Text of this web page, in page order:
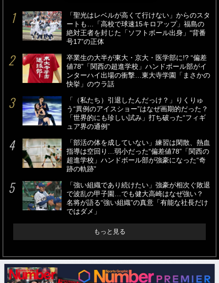
「聖光はレベルが高くて行けない」からのスタ
ートも…「高校で球速15キロアップ」福島の
絶対王者を封じた「ソフトボール出身」“背番
号17”の正体
卒業生の大半が東大・京大・医学部に!? “偏差
値78”「関西の超進学校」ハンドボール部がイ
ンターハイ出場の衝撃…東大寺学園「まさかの
快挙」のウラ話
「（私たち）引退したんだっけ？」りくりゅ
う“異例のアイスショー”はなぜ画期的だった？
「世界的にも珍しい試み」打ち破った“フィギ
ュア界の通例”
「部活の体を成していない」練習は閑散、熱血
指導は空回り…弱小だった“偏差値78”「関西の
超進学校」ハンドボール部が強豪になった“奇
跡の軌跡”
「強い組織であり続けたい」強豪が相次ぐ敗退
で波乱の甲子園…でも健大高崎はなぜ強い？
名将が語る“強い組織”の真意「有能な社長だけ
ではダメ」
もっと見る